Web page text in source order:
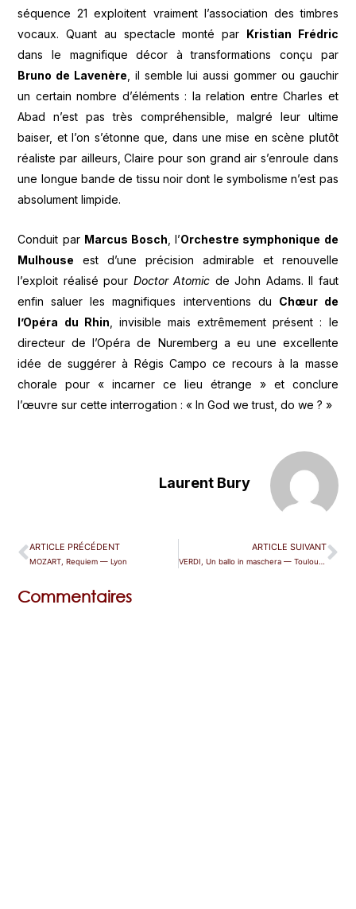
séquence 21 exploitent vraiment l’association des timbres
vocaux. Quant au spectacle monté par Kristian Frédric
dans le magnifique décor à transformations conçu par
Bruno de Lavenère , il semble lui aussi gommer ou gauchir
un certain nombre d’éléments : la relation entre Charles et
Abad n’est pas très compréhensible, malgré leur ultime
baiser, et l’on s’étonne que, dans une mise en scène plutôt
réaliste par ailleurs, Claire pour son grand air s’enroule dans
une longue bande de tissu noir dont le symbolisme n’est pas
absolument limpide.
Conduit par Marcus Bosch , l’Orchestre symphonique de
Mulhouse est d’une précision admirable et renouvelle
l’exploit réalisé pour Doctor Atomic de John Adams. Il faut
enfin saluer les magnifiques interventions du Chœur de
l’Opéra du Rhin , invisible mais extrêmement présent : le
directeur de l’Opéra de Nuremberg a eu une excellente
idée de suggérer à Régis Campo ce recours à la masse
chorale pour « incarner ce lieu étrange » et conclure
l’œuvre sur cette interrogation : « In God we trust, do we ? »
Laurent Bury
ARTICLE PRÉCÉDENT
MOZART, Requiem — Lyon
ARTICLE SUIVANT
Commentaires